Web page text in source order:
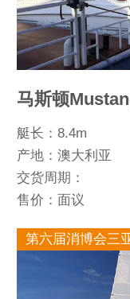
马斯顿
艇长：8.4m
产地：澳大利亚
交货周期：
售价：面议
第六届消博会三